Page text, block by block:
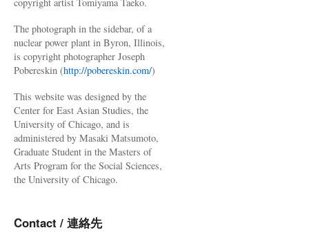
The photograph in the sidebar, of a
nuclear power plant in Byron, Illinois,
is copyright photographer Joseph
Pobereskin (http://pobereskin.com/)
This website was designed by the
Center for East Asian Studies, the
University of Chicago, and is
administered by Masaki Matsumoto,
Graduate Student in the Masters of
Arts Program for the Social Sciences,
the University of Chicago.
Contact / 連絡先